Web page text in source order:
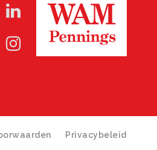
Privacybeleid